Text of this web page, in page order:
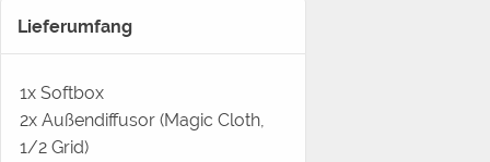
Lieferumfang
1x Softbox
2x Außendiffusor (Magic Cloth,
1/2 Grid)